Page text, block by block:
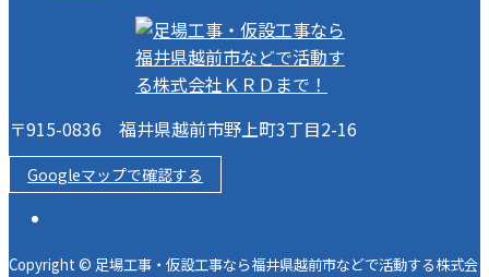
〒915-0836 福井県越前市野上町3丁目2-16
Googleマップで確認する
Copyright © 足場工事・仮設工事なら福井県越前市などで活動する株式会